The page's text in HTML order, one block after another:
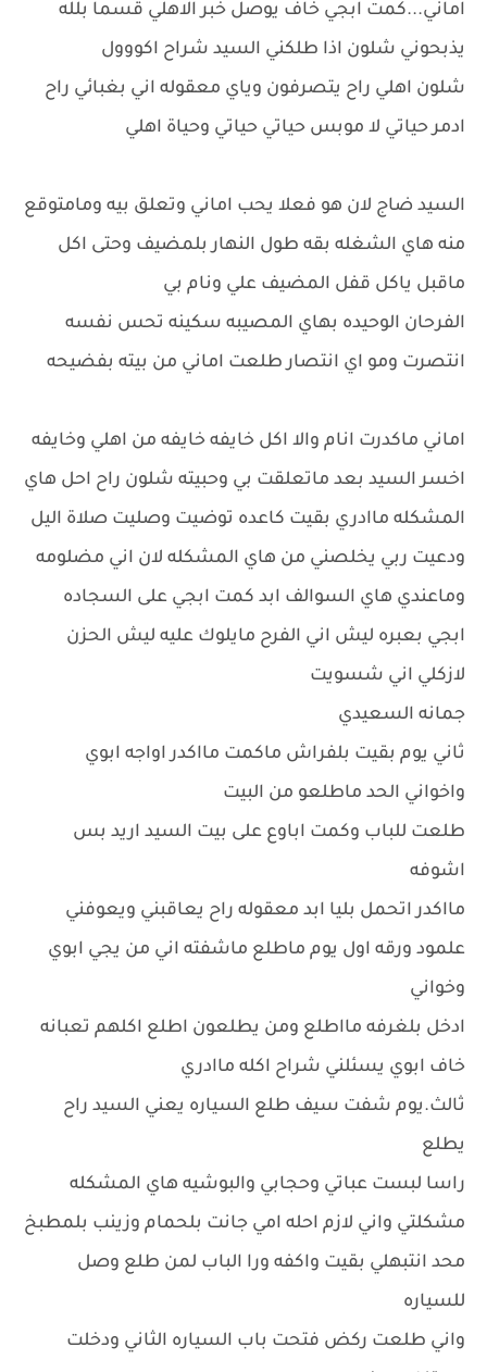
اماني...كمت ابجي خاف يوصل خبر الاهلي قسما بلله
يذبحوني شلون اذا طلكني السيد شراح اكووول
شلون اهلي راح يتصرفون وياي معقوله اني بغبائي راح
ادمر حياتي لا موبس حياتي حياتي وحياة اهلي
السيد ضاج لان هو فعلا يحب اماني وتعلق بيه ومامتوقع
منه هاي الشغله بقه طول النهار بلمضيف وحتى اكل
ماقبل ياكل قفل المضيف علي ونام بي
الفرحان الوحيده بهاي المصيبه سكينه تحس نفسه
انتصرت ومو اي انتصار طلعت اماني من بيته بفضيحه
اماني ماكدرت انام والا اكل خايفه خايفه من اهلي وخايفه
اخسر السيد بعد ماتعلقت بي وحبيته شلون راح احل هاي
المشكله ماادري بقيت كاعده توضيت وصليت صلاة اليل
ودعيت ربي يخلصني من هاي المشكله لان اني مضلومه
وماعندي هاي السوالف ابد كمت ابجي على السجاده
ابجي بعبره ليش اني الفرح مايلوك عليه ليش الحزن
لازكلي اني شسويت
جمانه السعيدي
ثاني يوم بقيت بلفراش ماكمت مااكدر اواجه ابوي
واخواني الحد ماطلعو من البيت
طلعت للباب وكمت اباوع على بيت السيد اريد بس
اشوفه
مااكدر اتحمل بليا ابد معقوله راح يعاقبني ويعوفني
علمود ورقه اول يوم ماطلع ماشفته اني من يجي ابوي
وخواني
ادخل بلغرفه مااطلع ومن يطلعون اطلع اكلهم تعبانه
خاف ابوي يسئلني شراح اكله ماادري
ثالث.يوم شفت سيف طلع السياره يعني السيد راح
يطلع
راسا لبست عباتي وحجابي والبوشيه هاي المشكله
مشكلتي واني لازم احله امي جانت بلحمام وزينب بلمطبخ
محد انتبهلي بقيت واكفه ورا الباب لمن طلع وصل
للسياره
واني طلعت ركض فتحت باب السياره الثاني ودخلت